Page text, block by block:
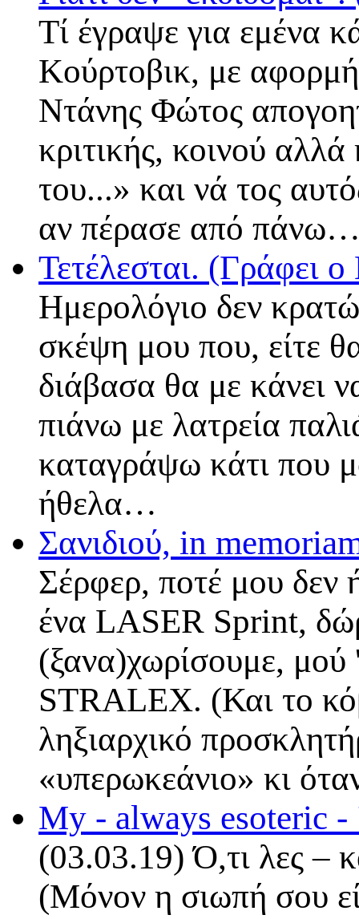
Tί έγραψε για εμένα
Κούρτοβικ, με
Ντάνης Φώτος
κριτικής, κοινού
του...» και νά τος
αν πέρασε από
Τετέλεσται.
Ημερολόγιο δεν
σκέψη μου που, είτε
διάβασα θα με κάνει
πιάνω με λατρεία
καταγράψω κάτι που
ήθελα…
Σανιδιού, in
Σέρφερ, ποτέ μου δεν
ένα LASER Sprint,
(ξανα)χωρίσουμε, μού
STRALEX. (Και το
ληξιαρχικό
«υπερωκεάνιο» κι
My - always esoteric
(03.03.19) Ό,τι λες –
(Μόνον η σιωπή σου